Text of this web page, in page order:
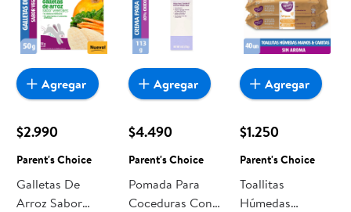
$2.990
Parent's Choice
Galletas De
Arroz Sabor
Agregar
$4.490
Parent's Choice
Pomada Para
Coceduras Con
Agregar
$1.250
Parent's Choice
Toallitas
Húmedas
Agregar